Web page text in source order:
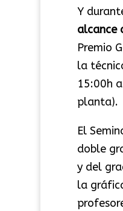
Y
alcance
Premio
la
15:00h
planta).
El
doble
y del
la